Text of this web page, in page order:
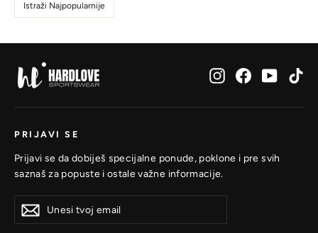
Istraži Najpopularnije
InstagramFacebook
PRIJAVI SE
Prijavi se da dobiješ specijalne ponude, poklone i pre svih
saznaš za popuste i ostale važne informacije.
tvoj
se
Prijavi
se